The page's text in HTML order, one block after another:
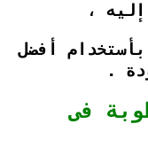
،
أفضل
.
فى